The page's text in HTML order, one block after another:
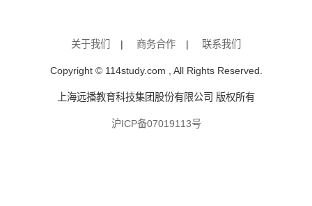
关于我们 | 商务合作 | 联系我们
Copyright © 114study.com , All Rights Reserved.
上海远播教育科技集团股份有限公司 版权所有
沪ICP备07019113号